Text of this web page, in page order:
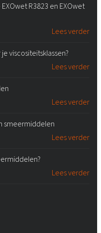
R3823 en EXOwet
Lees verder
viscositeitsklassen?
Lees verder
Lees verder
smeermiddelen
Lees verder
Lees verder